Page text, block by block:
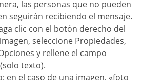
las personas que no pueden
seguirán recibiendo el mensaje.
clic con el botón derecho del
seleccione Propiedades,
y rellene el campo
texto).
en el caso de una imagen, «foto